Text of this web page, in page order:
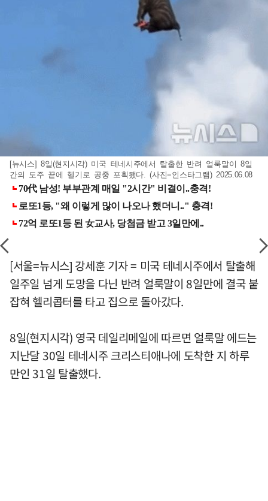
[뉴시스] 8일(현지시각) 미국 테네시주에서 탈출한 반려 얼룩말이 8일
간의 도주 끝에 헬기로 공중 포획됐다. (사진=인스타그램) 2025.06.08
[서울=뉴시스] 강세훈 기자 = 미국 테네시주에서 탈출해
일주일 넘게 도망을 다닌 반려 얼룩말이 8일만에 결국 붙
잡혀 헬리콥터를 타고 집으로 돌아갔다.
8일(현지시각) 영국 데일리메일에 따르면 얼룩말 에드는
지난달 30일 테네시주 크리스티애나에 도착한 지 하루
만인 31일 탈출했다.